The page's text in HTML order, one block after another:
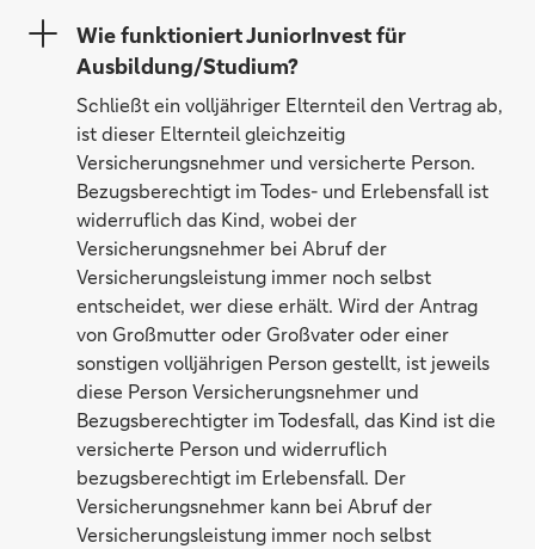
Wie funktioniert JuniorInvest für
Ausbildung/Studium?
Schließt ein volljähriger Elternteil den Vertrag ab,
ist dieser Elternteil gleichzeitig
Versicherungsnehmer und versicherte Person.
Bezugsberechtigt im Todes- und Erlebensfall ist
widerruflich das Kind, wobei der
Versicherungsnehmer bei Abruf der
Versicherungsleistung immer noch selbst
entscheidet, wer diese erhält. Wird der Antrag
von Großmutter oder Großvater oder einer
sonstigen volljährigen Person gestellt, ist jeweils
diese Person Versicherungsnehmer und
Bezugsberechtigter im Todesfall, das Kind ist die
versicherte Person und widerruflich
bezugsberechtigt im Erlebensfall. Der
Versicherungsnehmer kann bei Abruf der
Versicherungsleistung immer noch selbst